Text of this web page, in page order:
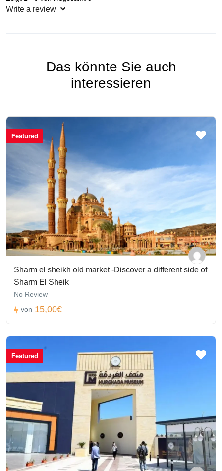
Write a review
Das könnte Sie auch
interessieren
Featured
Sharm el sheikh old market -Discover a different side of
Sharm El Sheik
No Review
von 15,00€
Featured